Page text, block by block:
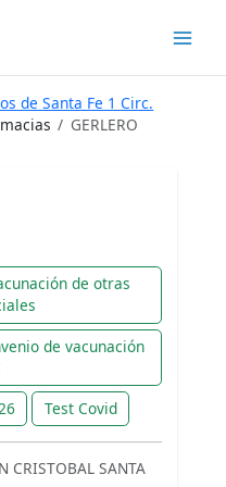
de Santa Fe 1 Circ.
GERLERO
de otras
de vacunación
Test Covid
CRISTOBAL SANTA